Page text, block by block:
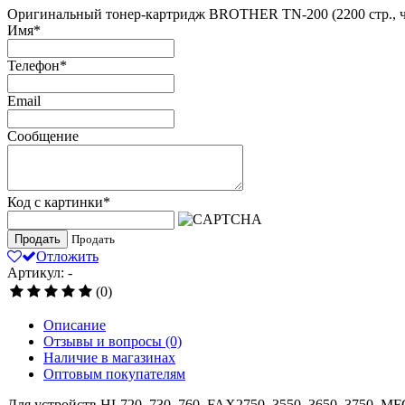
Оригинальный тонер-картридж BROTHER TN-200 (2200 стр.,
Имя*
Телефон*
Email
Сообщение
Код с картинки*
Продать Продать
Отложить
Артикул: -
(0)
Описание
Отзывы и вопросы (0)
Наличие в магазинах
Оптовым покупателям